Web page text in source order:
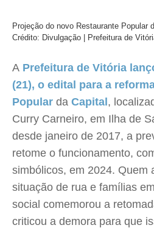
Projeção do novo Restaurante Popular
Crédito: Divulgação | Prefeitura de
A Prefeitura de Vitória
(21), o edital para a
Popular da Capital ,
Curry Carneiro, em Ilha de
desde janeiro de 2017, a
retome o funcionamento,
simbólicos, em 2024. Quem
situação de rua e famílias
social comemorou a
criticou a demora para que